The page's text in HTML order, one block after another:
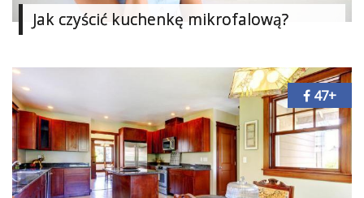
Dodatki
Pokój
dziecięcy
Przedpokój
Najlepsze
Jak czyścić kuchenkę mikrofalową?
47+